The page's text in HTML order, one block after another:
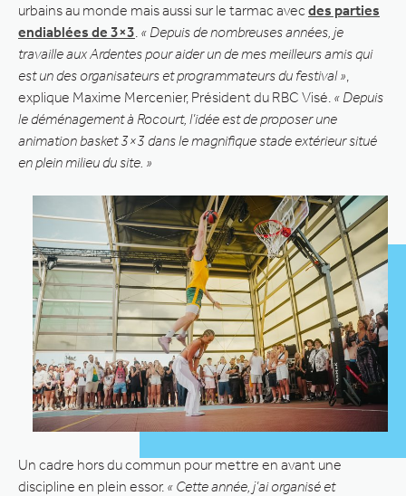
urbains au monde mais aussi sur le tarmac avecdes parties
endiablées de 3×3 « Depuis de nombreuses années, je
travaille aux Ardentes pour aider un de mes meilleurs amis qui
est un des organisateurs et programmateurs du festival »
explique Maxime Mercenier, Président du RBC Visé. « Depuis
le déménagement à Rocourt, l’idée est de proposer une
animation basket 3×3 dans le magnifique stade extérieur situé
en plein milieu du site. »
Un cadre hors du commun pour mettre en avant une
discipline en plein essor. « Cette année, j’ai organisé et